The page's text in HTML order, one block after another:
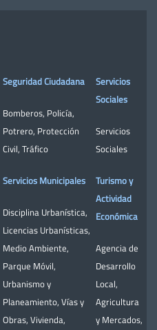
Seguridad Ciudadana
Bomberos, Policía,
Potrero, Protección
Civil, Tráfico
Servicios Municipales
Disciplina Urbanística,
Licencias Urbanísticas,
Medio Ambiente,
Parque Móvil,
Urbanismo y
Planeamiento, Vías y
Obras, Vivienda,
Servicios
Sociales
Servicios
Sociales
Turismo y
Actividad
Económica
Agencia de
Desarrollo
Local,
Agricultura
y Mercados,